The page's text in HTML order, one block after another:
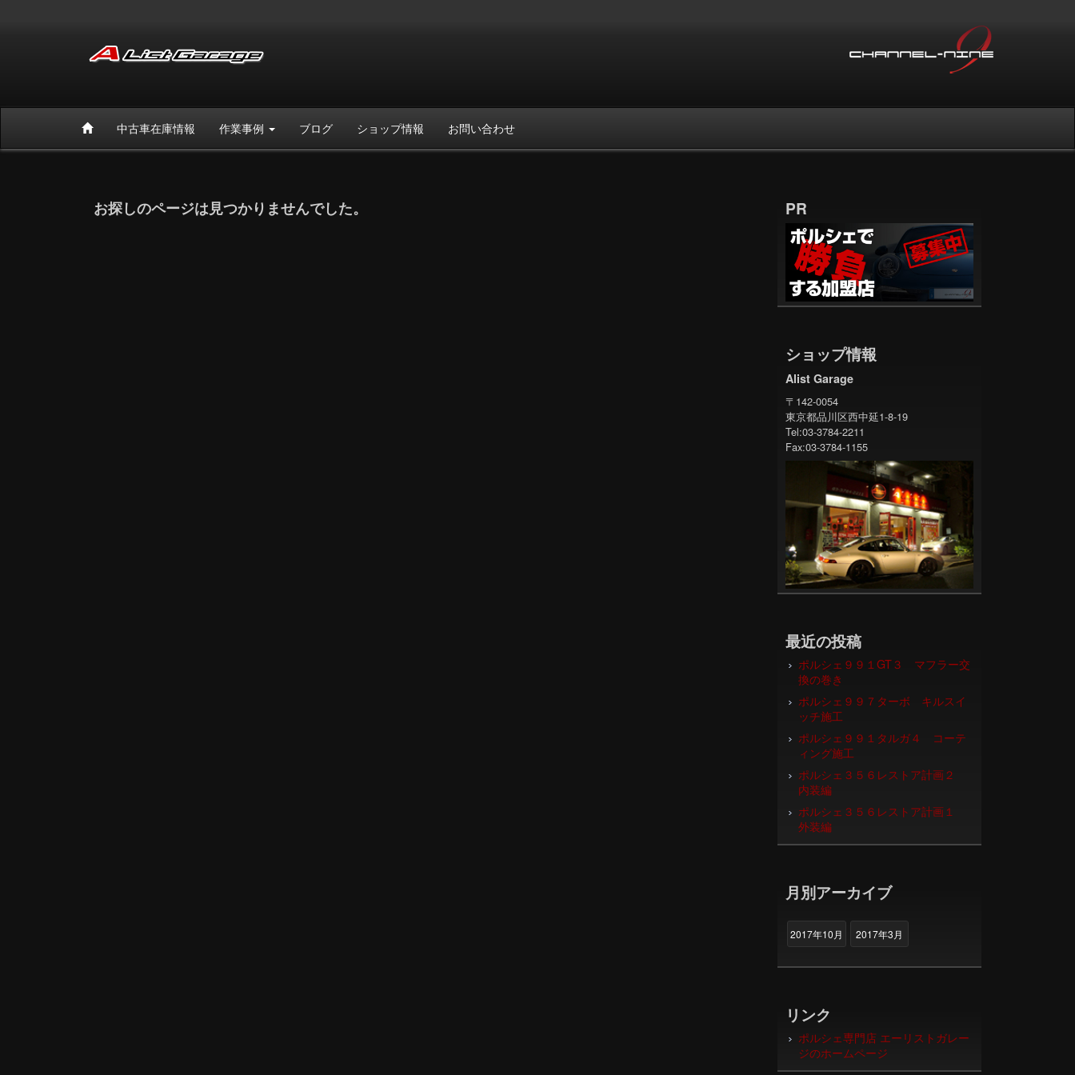
中古車在庫情報 作業事例 ブログ ショップ情報 お問い合わせ
お探しのページは見つかりませんでした。 PR
ショップ情報
Alist Garage
〒142-0054
東京都品川区西中延1-8-19
Tel:03-3784-2211
Fax:03-3784-1155
最近の投稿
ポルシェ９９１GT３ マフラー交
換の巻き
ポルシェ９９７ターボ キルスイ
ッチ施工
ポルシェ９９１タルガ４ コーテ
ィング施工
ポルシェ３５６レストア計画２
内装編
ポルシェ３５６レストア計画１
外装編
月別アーカイブ
2017年10月 2017年3月
リンク
ポルシェ専門店 エーリストガレー
ジのホームページ